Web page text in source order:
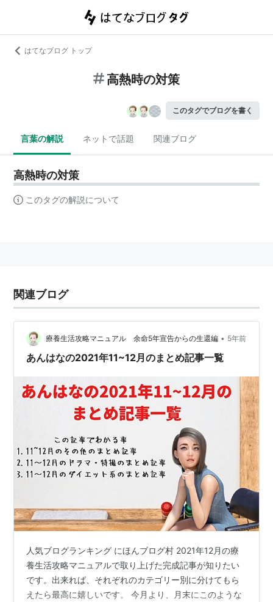
はてなブログ トップ
高熱時の対策
このタグでブログを書く
言葉の解説 ネットで話題 関連ブログ
高熱時の対策
このタグの解説について
関連ブログ
療養生活攻略マニュアル 余命5年宣告からの生還編 • 5年前
あんはなの2021年11~12月のまとめ記事一覧
人気ブログランキング にほんブログ村 2021年12月の療
養生活攻略マニュアルで取り上げた完成記事が知りたい
です。出来れば、それぞれのカテゴリー別に分けてもら
えたら最高に嬉しいです。 今月より、月末にこのような